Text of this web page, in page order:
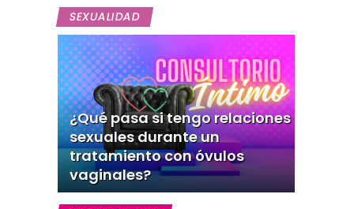
SEXUALIDAD
¿Qué pasa si tengo relaciones
sexuales durante un
tratamiento con óvulos
vaginales?